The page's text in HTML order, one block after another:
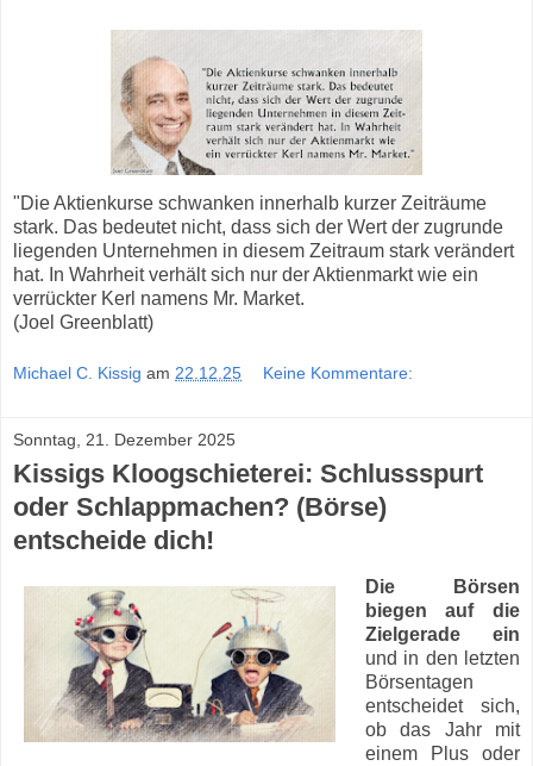
"Die Aktienkurse schwanken innerhalb kurzer Zeiträume
stark. Das bedeutet nicht, dass sich der Wert der zugrunde
liegenden Unternehmen in diesem Zeitraum stark verändert
hat. In Wahrheit verhält sich nur der Aktienmarkt wie ein
verrückter Kerl namens Mr. Market.
(Joel Greenblatt)
Michael C. Kissig am 22.12.25 Keine Kommentare:
Sonntag, 21. Dezember 2025
Kissigs Kloogschieterei: Schlussspurt
oder Schlappmachen? (Börse)
entscheide dich!
Die Börsen
biegen auf die
Zielgerade ein
und in den letzten
Börsentagen
entscheidet sich,
ob das Jahr mit
einem Plus oder